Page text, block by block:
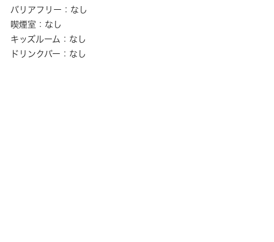
バリアフリー：なし
喫煙室：なし
キッズルーム：なし
ドリンクバー：なし